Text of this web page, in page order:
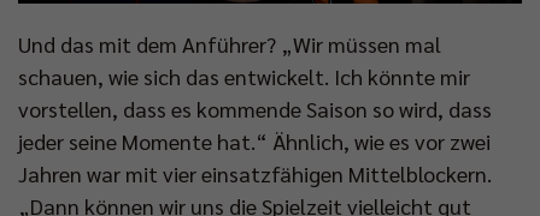
Und das mit dem Anführer? „Wir müssen mal
schauen, wie sich das entwickelt. Ich könnte mir
vorstellen, dass es kommende Saison so wird, dass
jeder seine Momente hat.“ Ähnlich, wie es vor zwei
Jahren war mit vier einsatzfähigen Mittelblockern.
„Dann können wir uns die Spielzeit vielleicht gut